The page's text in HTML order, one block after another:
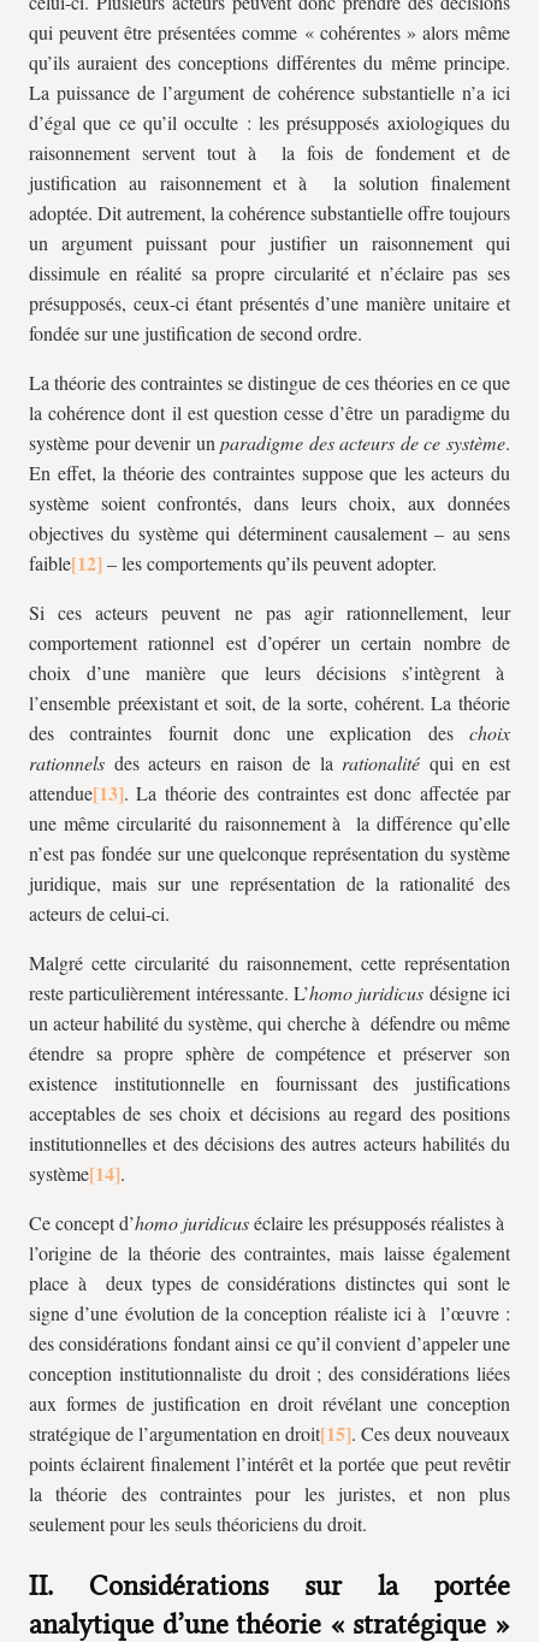
qui peuvent être présentées comme « cohérentes » alors même
qu’ils auraient des conceptions différentes du même principe.
La puissance de l’argument de cohérence substantielle n’a ici
d’égal que ce qu’il occulte : les présupposés axiologiques du
raisonnement servent tout à la fois de fondement et de
justification au raisonnement et à la solution finalement
adoptée. Dit autrement, la cohérence substantielle offre toujours
un argument puissant pour justifier un raisonnement qui
dissimule en réalité sa propre circularité et n’éclaire pas ses
présupposés, ceux-ci étant présentés d’une manière unitaire et
fondée sur une justification de second ordre.
La théorie des contraintes se distingue de ces théories en ce que
la cohérence dont il est question cesse d’être un paradigme du
système pour devenir unparadigme des acteurs de ce système.
En effet, la théorie des contraintes suppose que les acteurs du
système soient confrontés, dans leurs choix, aux données
objectives du système qui déterminent causalement – au sens
faible
– les comportements qu’ils peuvent adopter.
Si ces acteurs peuvent ne pas agir rationnellement, leur
comportement rationnel est d’opérer un certain nombre de
choix d’une manière que leurs décisions s’intègrent à
l’ensemble préexistant et soit, de la sorte, cohérent. La théorie
des contraintes fournit donc une explication des choix
rationnels des acteurs en raison de la rationalité qui en est
attendue
. La théorie des contraintes est donc affectée par
une même circularité du raisonnement à la différence qu’elle
n’est pas fondée sur une quelconque représentation du système
juridique, mais sur une représentation de la rationalité des
acteurs de celui-ci.
Malgré cette circularité du raisonnement, cette représentation
reste particulièrement intéressante. L’homo juridicus désigne ici
un acteur habilité du système, qui cherche à défendre ou même
étendre sa propre sphère de compétence et préserver son
existence institutionnelle en fournissant des justifications
acceptables de ses choix et décisions au regard des positions
institutionnelles et des décisions des autres acteurs habilités du
système
.
Ce concept d’homo juridicuséclaire les présupposés réalistes à
l’origine de la théorie des contraintes, mais laisse également
place à deux types de considérations distinctes qui sont le
signe d’une évolution de la conception réaliste ici à l’œuvre :
des considérations fondant ainsi ce qu’il convient d’appeler une
conception institutionnaliste du droit ; des considérations liées
aux formes de justification en droit révélant une conception
stratégique de l’argumentation en droit
. Ces deux nouveaux
points éclairent finalement l’intérêt et la portée que peut revêtir
la théorie des contraintes pour les juristes, et non plus
seulement pour les seuls théoriciens du droit.
II. Considérations sur la portée
analytique d’une théorie « stratégique »